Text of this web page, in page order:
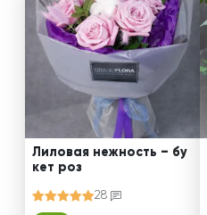
Лиловая нежность – бу
кет роз
28